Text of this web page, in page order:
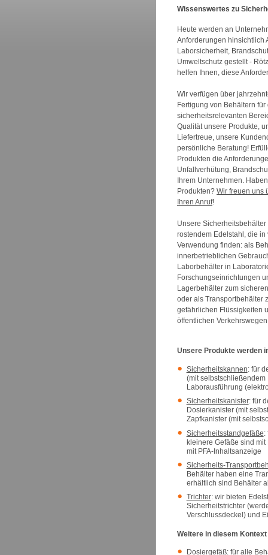
Wissenswertes zu
Heute werden an
Anforderungen hinsichtlich
Laborsicherheit,
Umweltschutz gestellt -
helfen Ihnen, diese
Wir verfügen über
Fertigung von Behältern
sicherheitsrelevanten
Qualität unsere Produkte,
Liefertreue, unsere
persönliche Beratung!
Produkten die
Unfallverhütung,
Ihrem Unternehmen.
Produkten? Wir freuen uns
Ihren Anruf!
Unsere
rostendem Edelstahl, die
Verwendung finden: als
innerbetrieblichen
Laborbehälter in
Forschungseinrichtungen
Lagerbehälter zum
oder als Transportbehälter
gefährlichen Flüssigkeiten
öffentlichen
Unsere Produkte werden
Sicherheitskannen: für
(mit
Laborausführung
Sicherheitskanister: für
Dosierkanister (mit
Zapfkanister (mit
Sicherheitsstandgefäße:
kleinere Gefäße sind
mit PFA-Inhaltsanzeige
Sicherheits-
Behälter haben eine
erhältlich sind Behälter
Trichter: wir bieten
Sicherheitstrichter
Verschlussdeckel) und
Weitere in diesem
Dosiergefäß: für alle